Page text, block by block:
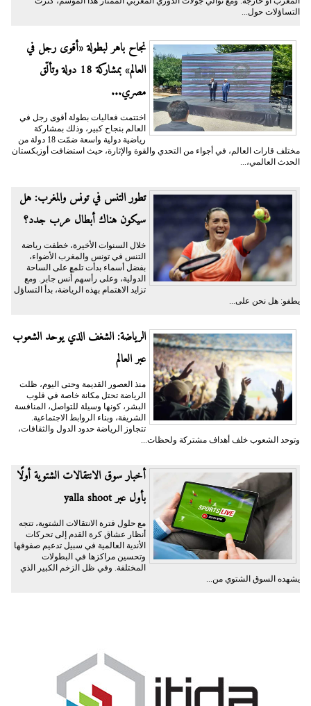
التساؤلات حول...
نجاح باهر لبطولة «أقوى رجل في
العالم» بمشاركة 18 دولة وتألّق
مصري...
اختتمت فعاليات بطولة أقوى رجل في
العالم بنجاح كبير، وذلك بمشاركة
رياضية دولية واسعة ضمّت 18 دولة من
مختلف قارات العالم، في أجواء من التحدي والقوة والإثارة، حيث استضافت أوزبكستان
الحدث العالمي،...
تطور التنس في تونس والمغرب: هل
سيكون هناك أبطال عرب جدد؟
خلال السنوات الأخيرة، خطفت رياضة
التنس في تونس والمغرب الأضواء،
بفضل أسماء بدأت تلمع على الساحة
الدولية، وعلى رأسهم أُنس جابر. ومع
تزايد الاهتمام بهذه الرياضة، بدأ التساؤل
يطفو: هل نحن على...
الرياضة: الشغف الذي يوحد الشعوب
عبر العالم
منذ العصور القديمة وحتى اليوم، ظلت
الرياضة تحتل مكانة خاصة في قلوب
البشر، كونها وسيلة للتواصل، المنافسة
الشريفة، وبناء الروابط الاجتماعية.
تتجاوز الرياضة حدود الدول والثقافات،
وتوحد الشعوب خلف أهداف مشتركة ولحظات...
أخبار سوق الانتقالات الشتوية أولًا
بأول عبر yalla shoot
مع حلول فترة الانتقالات الشتوية، تتجه
أنظار عشاق كرة القدم إلى تحركات
الأندية العالمية في سبيل تدعيم صفوفها
وتحسين مراكزها في البطولات
المختلفة. وفي ظل الزخم الكبير الذي
يشهده السوق الشتوي من...